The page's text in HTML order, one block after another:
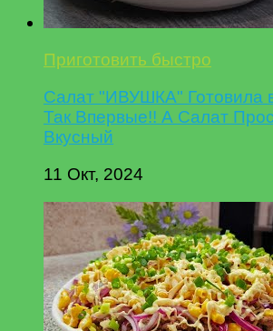
Приготовить быстро
Салат "ИВУШКА" Готовила
Так Впервые!! А Салат
Вкусный
11 Окт, 2024